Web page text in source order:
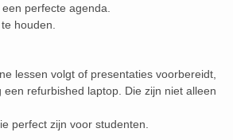
perfecte agenda.
houden.
lessen volgt of presentaties voorbereidt,
refurbished laptop. Die zijn niet alleen
perfect zijn voor studenten.